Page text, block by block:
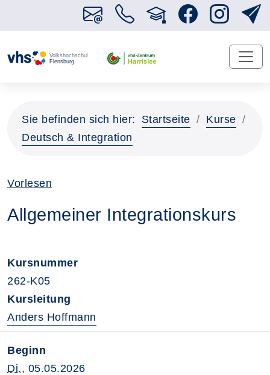
Sie befinden sich hier: Startseite
Kurse
Deutsch & Integration
Vorlesen
Allgemeiner Integrationskurs
Kursnummer
262-K05
Kursleitung
Anders Hoffmann
Beginn
Di., 05.05.2026